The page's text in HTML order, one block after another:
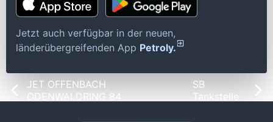
Jetzt auch verfügbar in der neuen,
länderübergreifenden App Petroly.
JET OFFENBACH
ODENWALDRING 84
SB
Tankstelle